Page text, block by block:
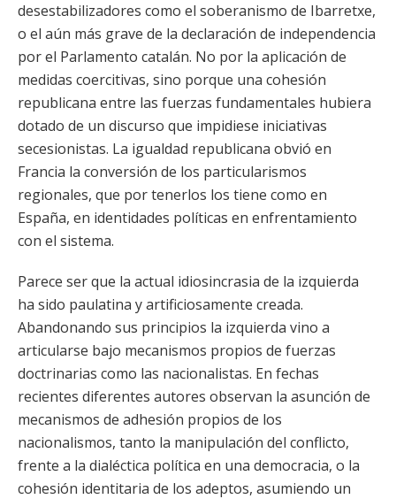
desestabilizadores como el soberanismo de Ibarretxe,
o el aún más grave de la declaración de independencia
por el Parlamento catalán. No por la aplicación de
medidas coercitivas, sino porque una cohesión
republicana entre las fuerzas fundamentales hubiera
dotado de un discurso que impidiese iniciativas
secesionistas. La igualdad republicana obvió en
Francia la conversión de los particularismos
regionales, que por tenerlos los tiene como en
España, en identidades políticas en enfrentamiento
con el sistema.
Parece ser que la actual idiosincrasia de la izquierda
ha sido paulatina y artificiosamente creada.
Abandonando sus principios la izquierda vino a
articularse bajo mecanismos propios de fuerzas
doctrinarias como las nacionalistas. En fechas
recientes diferentes autores observan la asunción de
mecanismos de adhesión propios de los
nacionalismos, tanto la manipulación del conflicto,
frente a la dialéctica política en una democracia, o la
cohesión identitaria de los adeptos, asumiendo un